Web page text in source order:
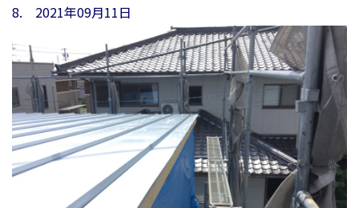
8. 2021年09月11日